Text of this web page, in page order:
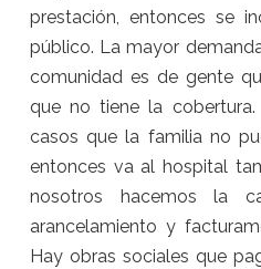
prestación, entonces se
público. La mayor
comunidad es de gente
que no tiene la
casos que la familia no
entonces va al hospital
nosotros hacemos la
arancelamiento y
Hay obras sociales que